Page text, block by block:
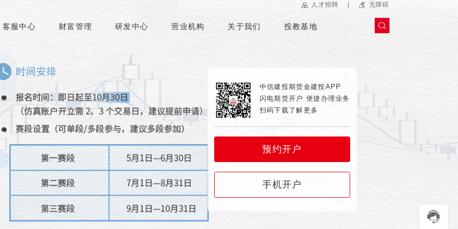
人才招聘 无障碍
客服中心 财富管理 研发中心 营业机构 关于我们 投教基地
中信建投期货金建投APP
闪电期货开户 便捷办理业务
扫码下载了解更多
预约开户
手机开户